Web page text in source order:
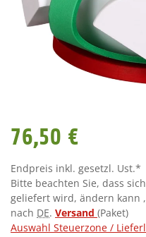
76,50 €
Endpreis inkl. gesetzl. Ust.*
Bitte beachten Sie, dass
geliefert wird, ändern kann
nach DE. Versand (Paket)
Auswahl Steuerzone /